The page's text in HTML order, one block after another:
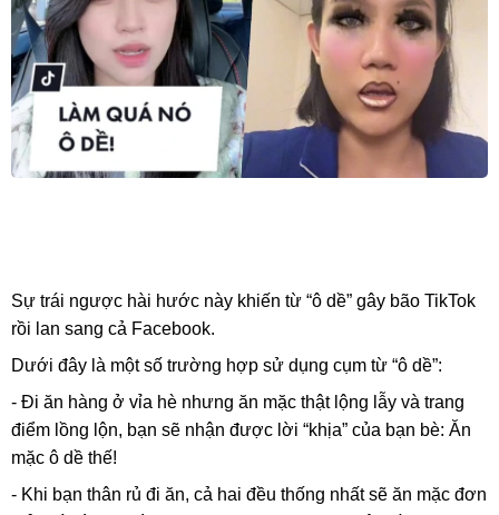
Sự trái ngược hài hước này khiến từ “ô dề” gây bão TikTok
rồi lan sang cả Facebook.
Dưới đây là một số trường hợp sử dụng cụm từ “ô dề”:
- Đi ăn hàng ở vỉa hè nhưng ăn mặc thật lộng lẫy và trang
điểm lồng lộn, bạn sẽ nhận được lời “khịa” của bạn bè: Ăn
mặc ô dề thế!
- Khi bạn thân rủ đi ăn, cả hai đều thống nhất sẽ ăn mặc đơn